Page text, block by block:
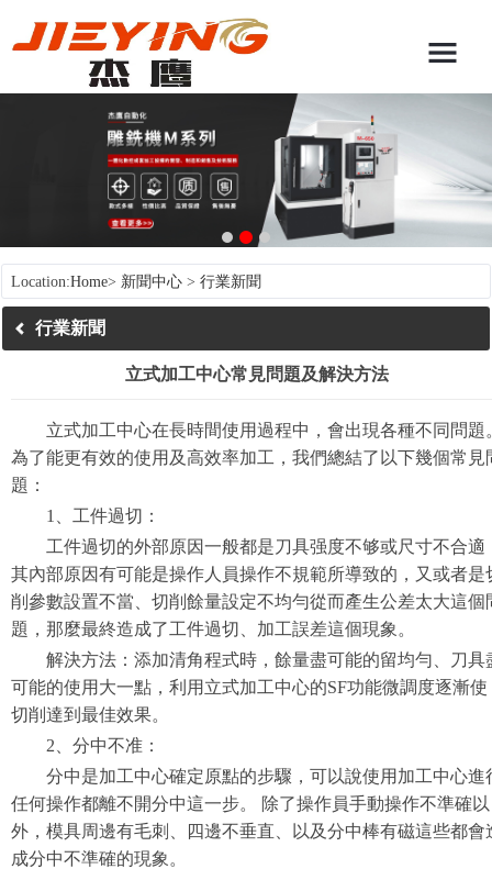
Location:Home> 新聞中心 > 行業新聞
行業新聞
立式加工中心常見問題及解決方法
立式加工中心在長時間使用過程中，會出現各種不同問題
為了能更有效的使用及高效率加工，我們總結了以下幾個常見
題：
1、工件過切：
工件過切的外部原因一般都是刀具强度不够或尺寸不合適
其內部原因有可能是操作人員操作不規範所導致的，又或者是
削參數設置不當、切削餘量設定不均勻從而產生公差太大這個
題，那麼最終造成了工件過切、加工誤差這個現象。
解決方法：添加清角程式時，餘量盡可能的留均勻、刀具
可能的使用大一點，利用立式加工中心的SF功能微調度逐漸使
切削達到最佳效果。
2、分中不准：
分中是加工中心確定原點的步驟，可以說使用加工中心進
任何操作都離不開分中這一步。 除了操作員手動操作不準確以
外，模具周邊有毛刺、四邊不垂直、以及分中棒有磁這些都會
成分中不準確的現象。